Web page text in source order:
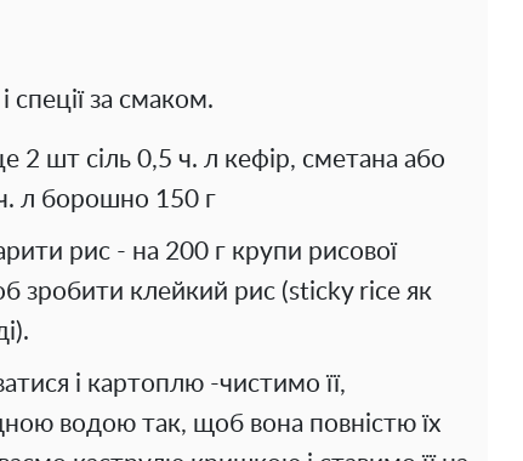
спеції за смаком.
2 шт сіль 0,5 ч. л кефір, сметана або
л борошно 150 г
рис - на 200 г крупи рисової
зробити клейкий рис (sticky rice як
і картоплю -чистимо її,
водою так, щоб вона повністю їх